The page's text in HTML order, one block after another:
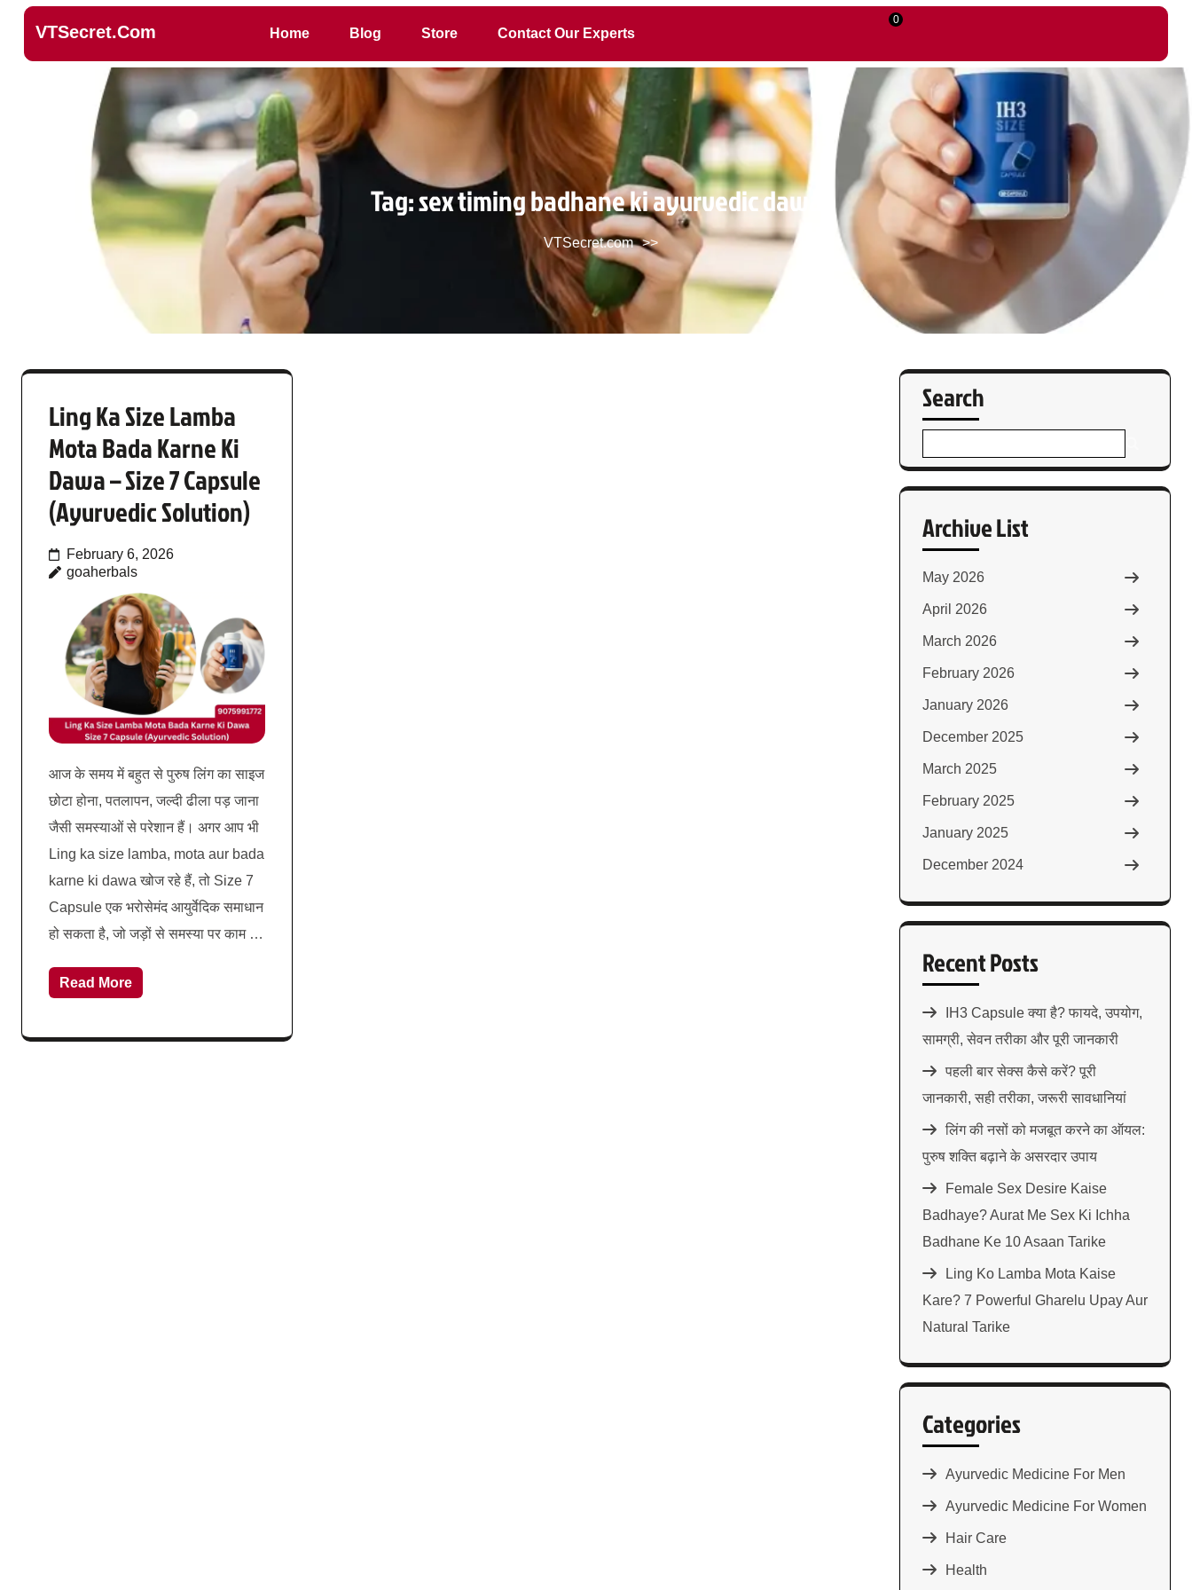
VTSecret.com Home Blog Store Contact Our Experts
0
Tag:sex timing badhane ki ayurvedic dawa
VTSecret.com >>
Ling Ka Size Lamba
Mota Bada Karne Ki
Dawa – Size 7 Capsule
(Ayurvedic Solution)
February 6, 2026
goaherbals
आज के समय में बहुत से पुरुष लिंग का साइज
छोटा होना, पतलापन, जल्दी ढीला पड़ जाना
जैसी समस्याओं से परेशान हैं। अगर आप भी
Ling ka size lamba, mota aur bada
karne ki dawa खोज रहे हैं, तो Size 7
Capsule एक भरोसेमंद आयुर्वेदिक समाधान
हो सकता है, जो जड़ों से समस्या पर काम …
Read More
Search
Archive List
May 2026
April 2026
March 2026
February 2026
January 2026
December 2025
March 2025
February 2025
January 2025
December 2024
Recent Posts
IH3 Capsule क्या है? फायदे, उपयोग,
सामग्री, सेवन तरीका और पूरी जानकारी
पहली बार सेक्स कैसे करें? पूरी
जानकारी, सही तरीका, जरूरी सावधानियां
लिंग की नसों को मजबूत करने का ऑयल:
पुरुष शक्ति बढ़ाने के असरदार उपाय
Female Sex Desire Kaise
Badhaye? Aurat Me Sex Ki Ichha
Badhane Ke 10 Asaan Tarike
Ling Ko Lamba Mota Kaise
Kare? 7 Powerful Gharelu Upay Aur
Natural Tarike
Categories
Ayurvedic Medicine For Men
Ayurvedic Medicine For Women
Hair Care
Health